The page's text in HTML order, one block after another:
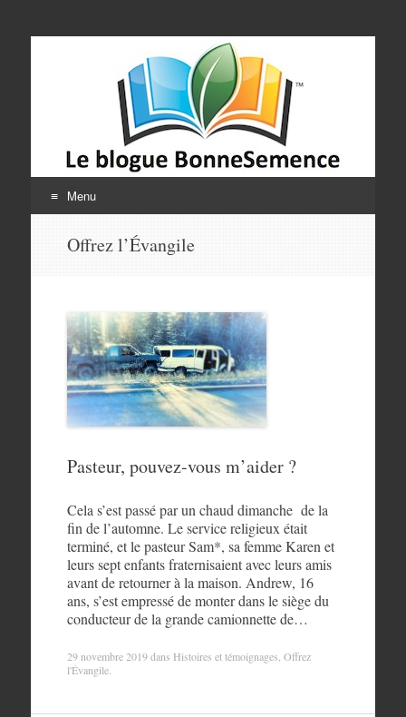
Le blogue
BonneSemence
Menu
Offrez l’Évangile
Pasteur, pouvez-vous m’aider ?
Cela s’est passé par un chaud dimanche de la
fin de l’automne. Le service religieux était
terminé, et le pasteur Sam*, sa femme Karen et
leurs sept enfants fraternisaient avec leurs amis
avant de retourner à la maison. Andrew, 16
ans, s’est empressé de monter dans le siège du
conducteur de la grande camionnette de…
29 novembre 2019dans Histoires et témoignages Offrez
l'Évangile.